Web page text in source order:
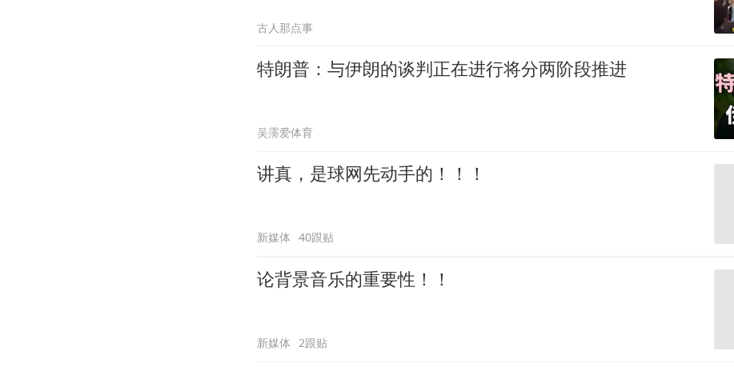
古人那点事
特朗普：与伊朗的谈判正在进行将分两阶段推进
吴霶爱体育
讲真，是球网先动手的！！！
新媒体 40跟贴
论背景音乐的重要性！！
新媒体 2跟贴